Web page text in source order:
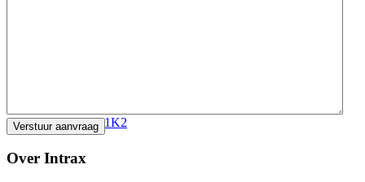
1K2
Over Intrax